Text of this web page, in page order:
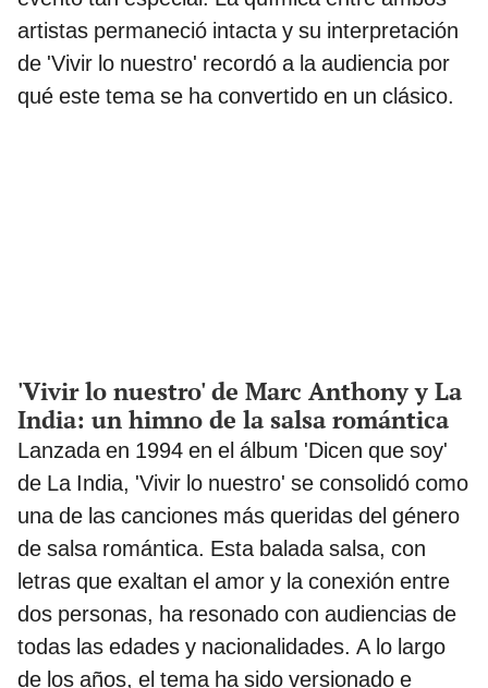
artistas permaneció intacta y su interpretación
de 'Vivir lo nuestro' recordó a la audiencia por
qué este tema se ha convertido en un clásico.
'Vivir lo nuestro' de Marc Anthony y La
India: un himno de la salsa romántica
Lanzada en 1994 en el álbum 'Dicen que soy'
de La India, 'Vivir lo nuestro' se consolidó como
una de las canciones más queridas del género
de salsa romántica. Esta balada salsa, con
letras que exaltan el amor y la conexión entre
dos personas, ha resonado con audiencias de
todas las edades y nacionalidades. A lo largo
de los años, el tema ha sido versionado e